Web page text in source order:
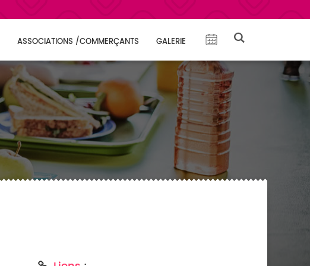
ASSOCIATIONS /COMMERÇANTS GALERIE